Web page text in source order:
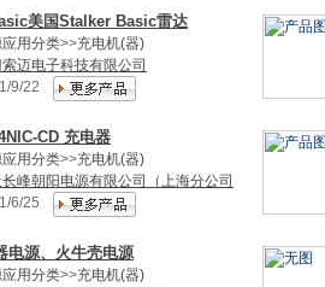
美国Stalker Basic雷达
应用分类>>充电机(器)
迈电子科技有限公司
9/22
CD 充电器
应用分类>>充电机(器)
峰朝阳电源有限公司（上海分公司
6/25
电源、火牛壳电源
应用分类>>充电机(器)